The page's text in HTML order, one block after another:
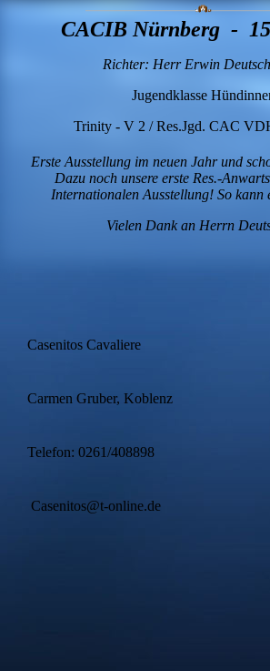
CACIB Nürnberg -
Richter: Herr Erwin
Jugendklasse
Trinity - V 2 / Res.Jgd. CAC
Erste Ausstellung im neuen Jahr und
Dazu noch unsere erste Res.-
Internationalen Ausstellung! So kann
Vielen Dank an Herrn
Casenitos Cavaliere
Carmen Gruber, Koblenz
Telefon: 0261/408898
Casenitos@t-online.de